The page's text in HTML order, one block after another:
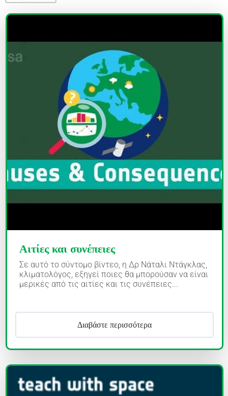
Αιτίες και συνέπειες
Σε αυτό το σύντομο βίντεο, η Δρ Νάταλι Ντάγκλας,
κλιματολόγος, εξηγεί ποιες θα μπορούσαν να είναι
μερικές από τις αιτίες και τις συνέπειες...
Διαβάστε περισσότερα